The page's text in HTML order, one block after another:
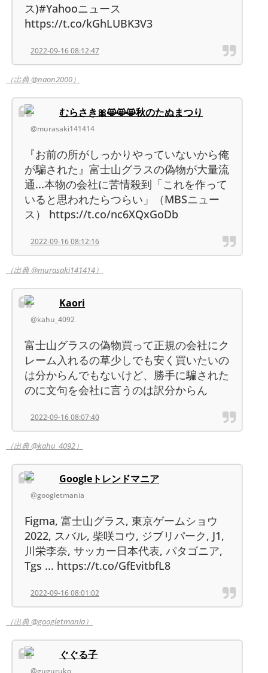
ス)#Yahooニュース
https://t.co/kGhLUBK3V3
2022-09-16 08:12:47
（出典 @naon2000）
むらさき🎀😸😸😸秋のたぬまつり
@murasaki141414
『お前の所がしっかりやっていないから俺
が騙された』富士山グラスの偽物が大量流
通...本物の会社に苦情殺到「これを作って
いると思われたらつらい」（MBSニュー
ス） https://t.co/nc6XQxGoDb
2022-09-16 08:12:16
（出典 @murasaki141414）
Kaori
@kahu_4092
富士山グラスの偽物買って正規の会社にク
レーム入れるの草少しでも安く買いたいの
は分からんでもないけど、勝手に騙された
のに文句を会社に言うのは訳分からん
2022-09-16 08:07:40
（出典 @kahu_4092）
Googleトレンドマニア
@googletmania
Figma, 富士山グラス, 東京ゲームショウ
2022, スバル, 柴咲コウ, ジブリパーク, J1,
川栄李奈, サッカー日本代表, パタゴニア,
Tgs ... https://t.co/GfEvitbfL8
2022-09-16 08:01:02
（出典 @googletmania）
ぐぐる子
@guguruko